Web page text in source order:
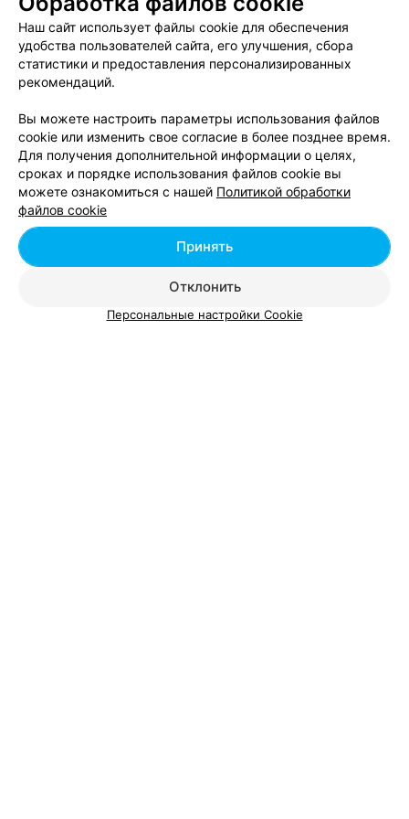
КОТТЕДЖ
Клевое местечко
Осиповичский р-н, Смык, Центральная, 4А
Наш сайт использует файлы cookie для обеспечения
удобства пользователей сайта, его улучшения, сбора
статистики и предоставления персонализированных
рекомендаций.
Вы можете настроить параметры использования файлов
cookie или изменить свое согласие в более позднее время.
Для получения дополнительной информации о целях,
сроках и порядке использования файлов cookie вы
можете ознакомиться с нашей Политикой обработки
файлов cookie
Отклонить
Принять
Персональные настройки Cookie